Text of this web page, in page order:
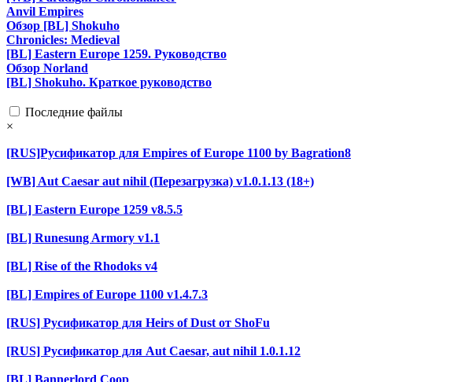
Anvil Empires
Обзор [BL] Shokuho
Chronicles: Medieval
[BL] Eastern Europe 1259. Руководство
Обзор Norland
[BL] Shokuho. Краткое руководство
Последние файлы
×
[RUS]Русификатор для Empires of Europe 1100 by Bagration8
[WB] Aut Caesar aut nihil (Перезагрузка) v1.0.1.13 (18+)
[BL] Eastern Europe 1259 v8.5.5
[BL] Runesung Armory v1.1
[BL] Rise of the Rhodoks v4
[BL] Empires of Europe 1100 v1.4.7.3
[RUS] Русификатор для Heirs of Dust от ShoFu
[RUS] Русификатор для Aut Caesar, aut nihil 1.0.1.12
[BL] Bannerlord Coop